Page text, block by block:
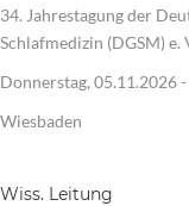
34. Jahrestagung der
Schlafmedizin (DGSM) e.
Donnerstag, 05.11.2026
Wiesbaden
Wiss. Leitung